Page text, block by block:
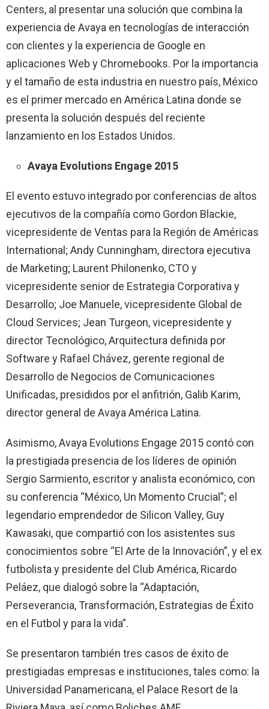
Centers, al presentar una solución que combina la
experiencia de Avaya en tecnologías de interacción
con clientes y la experiencia de Google en
aplicaciones Web y Chromebooks. Por la importancia
y el tamaño de esta industria en nuestro país, México
es el primer mercado en América Latina donde se
presenta la solución después del reciente
lanzamiento en los Estados Unidos.
Avaya Evolutions Engage 2015
El evento estuvo integrado por conferencias de altos
ejecutivos de la compañía como Gordon Blackie,
vicepresidente de Ventas para la Región de Américas
International; Andy Cunningham, directora ejecutiva
de Marketing; Laurent Philonenko, CTO y
vicepresidente senior de Estrategia Corporativa y
Desarrollo; Joe Manuele, vicepresidente Global de
Cloud Services; Jean Turgeon, vicepresidente y
director Tecnológico, Arquitectura definida por
Software y Rafael Chávez, gerente regional de
Desarrollo de Negocios de Comunicaciones
Unificadas, presididos por el anfitrión, Galib Karim,
director general de Avaya América Latina.
Asimismo, Avaya Evolutions Engage 2015 contó con
la prestigiada presencia de los líderes de opinión
Sergio Sarmiento, escritor y analista económico, con
su conferencia “México, Un Momento Crucial”; el
legendario emprendedor de Silicon Valley, Guy
Kawasaki, que compartió con los asistentes sus
conocimientos sobre “El Arte de la Innovación”, y el ex
futbolista y presidente del Club América, Ricardo
Peláez, que dialogó sobre la “Adaptación,
Perseverancia, Transformación, Estrategias de Éxito
en el Futbol y para la vida”.
Se presentaron también tres casos de éxito de
prestigiadas empresas e instituciones, tales como: la
Universidad Panamericana, el Palace Resort de la